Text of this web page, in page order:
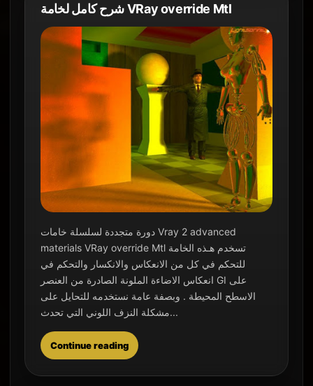
شرح كامل لخامة VRay override Mtl
دورة متجددة لسلسلة خامات Vray 2 advanced
materials VRay override Mtl تسخدم هـذه الخامة
للتحكم في كل من الانعكاس والانكسار والتحكم في
انعكاس الاضاءة الملونة الصادرة من العنصر GI على
الاسطح المحيطة . وبصفة عامة نستخدمه للتحايل على
مشكلة النزف اللوني التي تحدث...
Continue reading